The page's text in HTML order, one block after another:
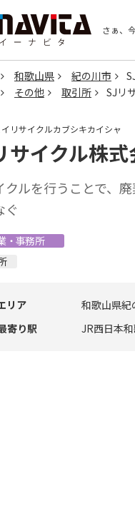
さぁ、
和歌山県 紀の川市
その他 取引所 SJリ
リサイクルカブシキカイシャ
サイクル株
クルを行うことで、
ぐ
・事務所
リア
和歌山県紀
寄り駅
JR西日本